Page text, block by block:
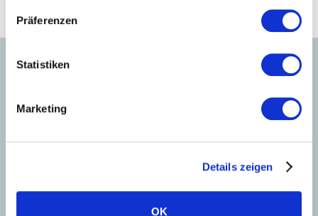
Präferenzen
Statistiken
Marketing
Details zeigen
OK
Jährliche Einsparung an Heizkosten
Ihr Presse Ansprechpartner